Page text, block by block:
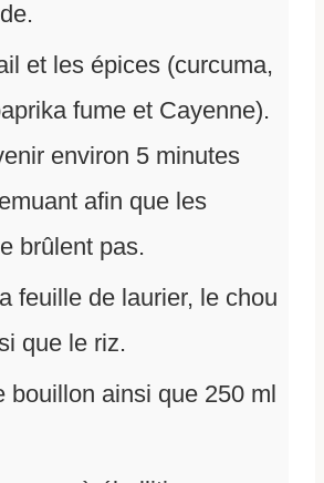
et les épices (curcuma,
fume et Cayenne).
environ 5 minutes
afin que les
brûlent pas.
feuille de laurier, le chou
que le riz.
bouillon ainsi que 250 ml